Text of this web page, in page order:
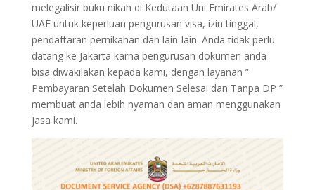
melegalisir buku nikah di Kedutaan Uni Emirates Arab/
UAE untuk keperluan pengurusan visa, izin tinggal,
pendaftaran pernikahan dan lain-lain. Anda tidak perlu
datang ke Jakarta karna pengurusan dokumen anda
bisa diwakilakan kepada kami, dengan layanan ”
Pembayaran Setelah Dokumen Selesai dan Tanpa DP ”
membuat anda lebih nyaman dan aman menggunakan
jasa kami.